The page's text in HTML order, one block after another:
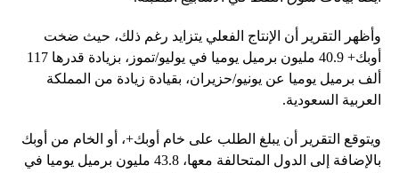
وأظهر التقرير أن الإنتاج الفعلي يتزايد رغم ذلك، حيث ضخت
أوبك+ 40.9 مليون برميل يوميا في يوليو/تموز، بزيادة قدرها 117
ألف برميل يوميا عن يونيو/حزيران، بقيادة زيادة من المملكة
العربية السعودية.
ويتوقع التقرير أن يبلغ الطلب على خام أوبك+، أو الخام من أوبك
بالإضافة إلى الدول المتحالفة معها، 43.8 مليون برميل يوميا في